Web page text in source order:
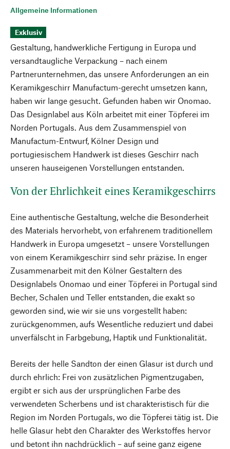
Allgemeine Informationen
Exklusiv
Gestaltung, handwerkliche Fertigung in Europa und
versandtaugliche Verpackung – nach einem
Partnerunternehmen, das unsere Anforderungen an ein
Keramikgeschirr Manufactum-gerecht umsetzen kann,
haben wir lange gesucht. Gefunden haben wir Onomao.
Das Designlabel aus Köln arbeitet mit einer Töpferei im
Norden Portugals. Aus dem Zusammenspiel von
Manufactum-Entwurf, Kölner Design und
portugiesischem Handwerk ist dieses Geschirr nach
unseren hauseigenen Vorstellungen entstanden.
Von der Ehrlichkeit eines Keramikgeschirrs
Eine authentische Gestaltung, welche die Besonderheit
des Materials hervorhebt, von erfahrenem traditionellem
Handwerk in Europa umgesetzt – unsere Vorstellungen
von einem Keramikgeschirr sind sehr präzise. In enger
Zusammenarbeit mit den Kölner Gestaltern des
Designlabels Onomao und einer Töpferei in Portugal sind
Becher, Schalen und Teller entstanden, die exakt so
geworden sind, wie wir sie uns vorgestellt haben:
zurückgenommen, aufs Wesentliche reduziert und dabei
unverfälscht in Farbgebung, Haptik und Funktionalität.
Bereits der helle Sandton der einen Glasur ist durch und
durch ehrlich: Frei von zusätzlichen Pigmentzugaben,
ergibt er sich aus der ursprünglichen Farbe des
verwendeten Scherbens und ist charakteristisch für die
Region im Norden Portugals, wo die Töpferei tätig ist. Die
helle Glasur hebt den Charakter des Werkstoffes hervor
und betont ihn nachdrücklich – auf seine ganz eigene